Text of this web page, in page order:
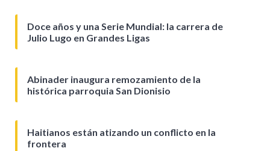
Doce años y una Serie Mundial: la carrera de
Julio Lugo en Grandes Ligas
Abinader inaugura remozamiento de la
histórica parroquia San Dionisio
Haitianos están atizando un conflicto en la
frontera